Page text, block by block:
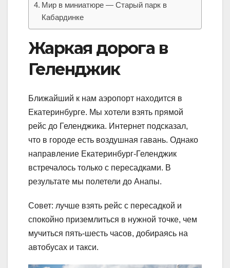
Мир в миниатюре — Старый парк в
Кабардинке
Жаркая дорога в
Геленджик
Ближайший к нам аэропорт находится в
Екатеринбурге. Мы хотели взять прямой
рейс до Геленджика. Интернет подсказал,
что в городе есть воздушная гавань. Однако
направление Екатеринбург-Геленджик
встречалось только с пересадками. В
результате мы полетели до Анапы.
Совет: лучше взять рейс с пересадкой и
спокойно приземлиться в нужной точке, чем
мучиться пять-шесть часов, добираясь на
автобусах и такси.